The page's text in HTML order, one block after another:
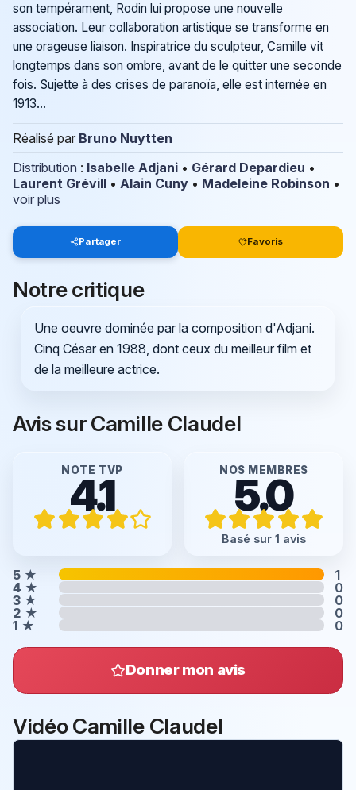
son tempérament, Rodin lui propose une nouvelle
association. Leur collaboration artistique se transforme en
une orageuse liaison. Inspiratrice du sculpteur, Camille vit
longtemps dans son ombre, avant de le quitter une seconde
fois. Sujette à des crises de paranoïa, elle est internée en
1913...
Réalisé par Bruno Nuytten
Distribution : Isabelle Adjani • Gérard Depardieu •
Laurent Grévill • Alain Cuny • Madeleine Robinson •
voir plus
Partager Favoris
Notre critique
Une oeuvre dominée par la composition d'Adjani.
Cinq César en 1988, dont ceux du meilleur film et
de la meilleure actrice.
Avis sur Camille Claudel
NOTE TVP
4.1 NOS MEMBRES
5.0
Basé sur 1 avis
5 ★
1
4 ★
0
3 ★
0
2 ★
0
1 ★ 0
Donner mon avis
Vidéo Camille Claudel